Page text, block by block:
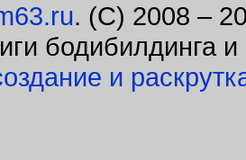
. (C) 2008 –
бодибилдинга
и